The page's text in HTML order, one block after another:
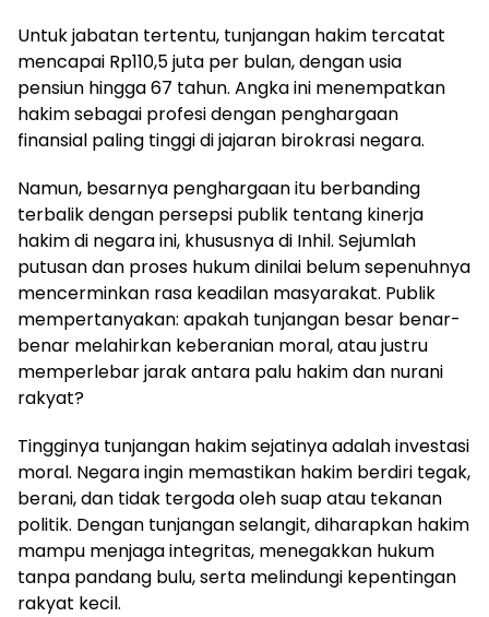
Untuk jabatan tertentu, tunjangan hakim tercatat
mencapai Rp110,5 juta per bulan, dengan usia
pensiun hingga 67 tahun. Angka ini menempatkan
hakim sebagai profesi dengan penghargaan
finansial paling tinggi di jajaran birokrasi negara.
Namun, besarnya penghargaan itu berbanding
terbalik dengan persepsi publik tentang kinerja
hakim di negara ini, khususnya di Inhil. Sejumlah
putusan dan proses hukum dinilai belum sepenuhnya
mencerminkan rasa keadilan masyarakat. Publik
mempertanyakan: apakah tunjangan besar benar-
benar melahirkan keberanian moral, atau justru
memperlebar jarak antara palu hakim dan nurani
rakyat?
Tingginya tunjangan hakim sejatinya adalah investasi
moral. Negara ingin memastikan hakim berdiri tegak,
berani, dan tidak tergoda oleh suap atau tekanan
politik. Dengan tunjangan selangit, diharapkan hakim
mampu menjaga integritas, menegakkan hukum
tanpa pandang bulu, serta melindungi kepentingan
rakyat kecil.